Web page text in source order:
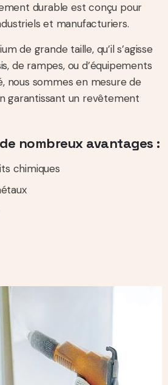
durable est conçu pour
et manufacturiers.
de grande taille, qu’il s’agisse
de rampes, ou d’équipements
nous sommes en mesure de
garantissant un revêtement
nombreux avantages :
chimiques